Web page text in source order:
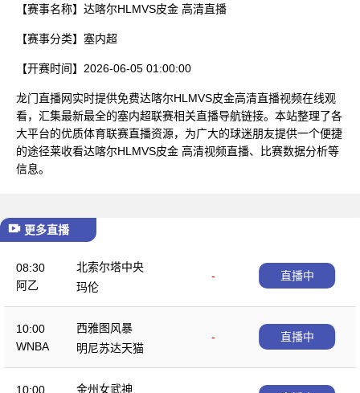
【赛事名称】 达喀尔HLMVS皮金 高清直播
【赛事分类】 塞内超
【开赛时间】 2026-06-05 01:00:00
龙门直播网实时提供免费达喀尔HLMVS皮金高清直播视频在线观
看，汇集最新最全的塞内超联赛相关直播导航链接。本站整理了各
大平台的优质体育联赛直播资源，为广大的球迷朋友提供一个便捷
的途径莱收看达喀尔HLMVS皮金 高清视频直播、比赛数据分析等
信息。
更多直播
08:30
阿乙
北索尔塔中央
-
玛伦
直播中
10:00
WNBA
西雅图风暴
-
明尼苏达天猫
直播中
10:00
金州女武神